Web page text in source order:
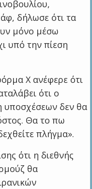
δήλωσε ότι τα
μόνο μέσω
υπό την πίεση
X ανέφερε ότι
ότι ο
υποσχέσεων δεν θα
Θα το πω
πλήγμα».
ότι η διεθνής
θα